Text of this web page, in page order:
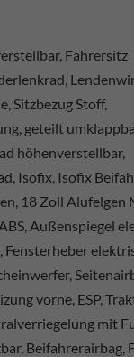
Fahrersitz
Sitzbezug Stoff,
geteilt
höhenverstellbar,
Isofix, Isofix
18 Zoll Alufelgen
Außenspiegel
vorne, ESP,
mit
Beifahrerairbag,